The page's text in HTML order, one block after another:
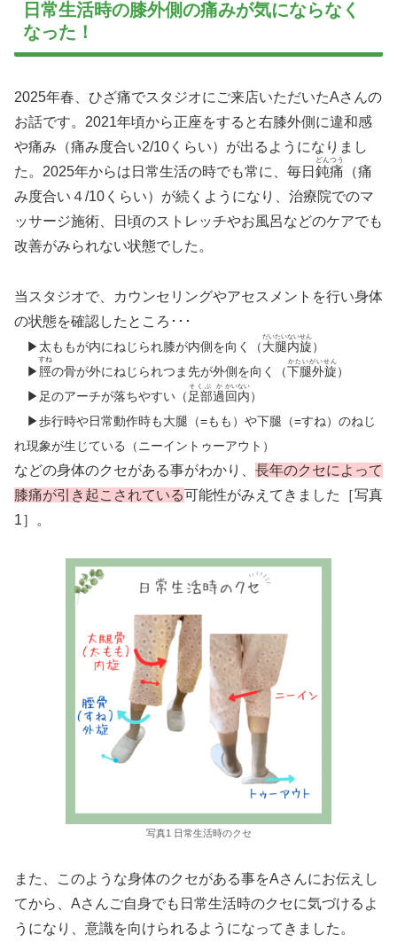
日常生活時の膝外側の痛みが気にならなく
なった！
2025年春、ひざ痛でスタジオにご来店いただいたAさんの
お話です。2021年頃から正座をすると右膝外側に違和感
や痛み（痛み度合い2/10くらい）が出るようになりまし
た。2025年からは日常生活の時でも常に、毎日 鈍痛
どんつう
（痛
み度合い４/10くらい）が続くようになり、治療院でのマ
ッサージ施術、日頃のストレッチやお風呂などのケアでも
改善がみられない状態でした。
当スタジオで、カウンセリングやアセスメントを行い身体
の状態を確認したところ･･･
▶太ももが内にねじられ膝が内側を向く（大腿内旋
だいたいないせん
）
▶ 脛
すね
の骨が外にねじられつま先が外側を向く（下腿外旋
かたいがいせん
）
▶︎足のアーチが落ちやすい（ 足部
そくぶ
過
か
回内
かいない
）
▶歩行時や日常動作時も大腿（=もも）や下腿（=すね）のねじ
れ現象が生じている（ニーイントゥーアウト）
などの身体のクセがある事がわかり、 長年のクセによって
膝痛が引き起こされている可能性がみえてきました［写真
1］。
写真1 日常生活時のクセ
また、このような身体のクセがある事をAさんにお伝えし
てから、Aさんご自身でも日常生活時のクセに気づけるよ
うになり、意識を向けられるようになってきました。